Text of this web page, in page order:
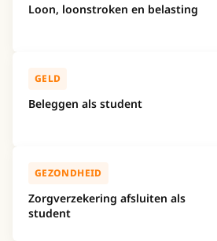
Loon, loonstroken en belasting
GELD
Beleggen als student
GEZONDHEID
Zorgverzekering afsluiten als
student